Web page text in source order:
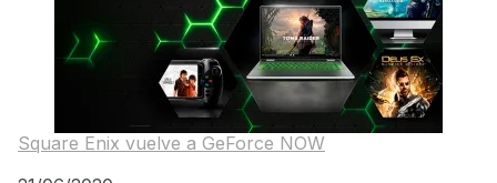
Square Enix vuelve a GeForce NOW